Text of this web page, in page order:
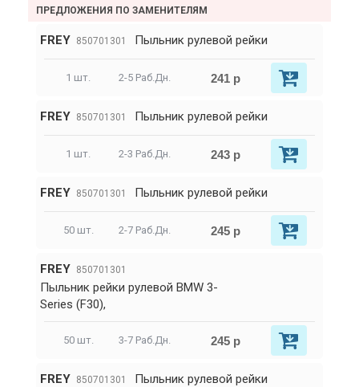
ПРЕДЛОЖЕНИЯ ПО ЗАМЕНИТЕЛЯМ
FREY 850701301 Пыльник рулевой рейки
1 шт. 2-5 Раб.Дн. 241 р
FREY 850701301 Пыльник рулевой рейки
1 шт. 2-3 Раб.Дн. 243 р
FREY 850701301 Пыльник рулевой рейки
50 шт. 2-7 Раб.Дн. 245 р
FREY 850701301
Пыльник рейки рулевой BMW 3-
Series (F30),
50 шт. 3-7 Раб.Дн. 245 р
FREY 850701301 Пыльник рулевой рейки